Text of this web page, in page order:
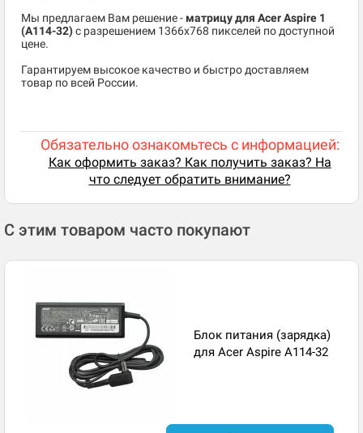
Мы предлагаем Вам решение - матрицу для Acer Aspire 1
(A114-32)c разрешением 1366x768 пикселей по доступной
цене.
Гарантируем высокое качество и быстро доставляем
товар по всей России.
Обязательно ознакомьтесь с информацией:
Как оформить заказ? Как получить заказ? На
что следует обратить внимание?
С этим товаром часто покупают
Блок питания (зарядка)
для Acer Aspire A114-32